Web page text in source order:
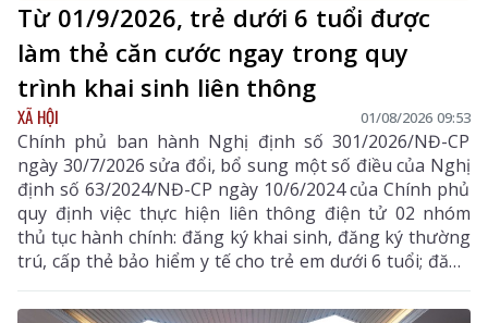
Từ 01/9/2026, trẻ dưới 6 tuổi được
làm thẻ căn cước ngay trong quy
trình khai sinh liên thông
XÃ HỘI 01/08/2026 09:53
Chính phủ ban hành Nghị định số 301/2026/NĐ-CP
ngày 30/7/2026 sửa đổi, bổ sung một số điều của Nghị
định số 63/2024/NĐ-CP ngày 10/6/2024 của Chính phủ
quy định việc thực hiện liên thông điện tử 02 nhóm
thủ tục hành chính: đăng ký khai sinh, đăng ký thường
trú, cấp thẻ bảo hiểm y tế cho trẻ em dưới 6 tuổi; đăng
ký khai tử, xóa đăng ký thường trú, giải quyết mai
táng phí, tử tuất.